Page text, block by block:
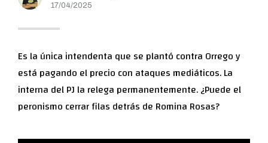
17/04/2025
Es la única intendenta que se plantó contra Orrego y
está pagando el precio con ataques mediáticos. La
interna del PJ la relega permanentemente. ¿Puede el
peronismo cerrar filas detrás de Romina Rosas?